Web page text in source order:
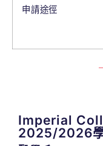
申請途徑
Imperial
2025/2026